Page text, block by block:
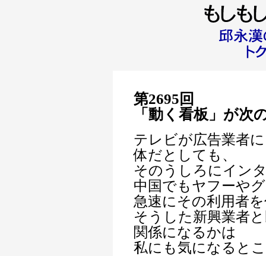
第2695回
「動く看板」が次
テレビが広告業者
体だとしても、
そのうしろにイン
中国でもヤフーや
急速にその利用者
そうした新興業者
関係になるかは
私にも気になると